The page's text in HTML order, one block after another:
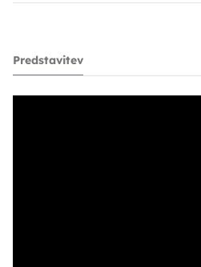
škarje HIK Little Star - 5,50"
400,00€
Predstavitev